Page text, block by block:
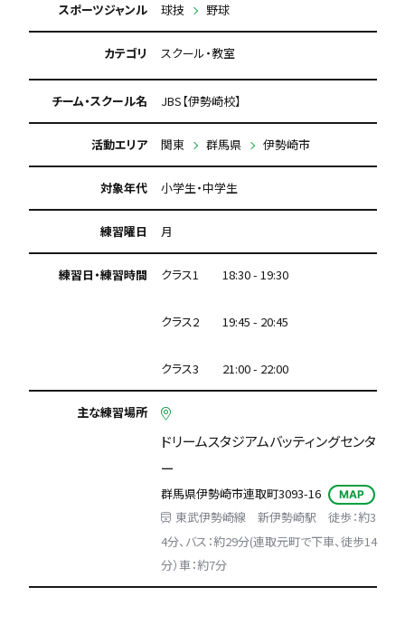
スポーツジャンル 球技 野球
カテゴリ スクール・教室
チーム・スクール名 JBS【伊勢崎校】
活動エリア 関東 群馬県 伊勢崎市
対象年代 小学生・中学生
練習曜日 月
練習日・練習時間 クラス1 18:30 - 19:30
クラス2 19:45 - 20:45
クラス3 21:00 - 22:00
主な練習場所
ドリームスタジアムバッティングセンタ
ー
群馬県伊勢崎市連取町3093-16 MAP
東武伊勢崎線 新伊勢崎駅 徒歩：約3
4分、バス：約29分(連取元町で下車、徒歩14
分）車：約7分